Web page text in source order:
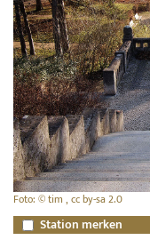
Foto: © tim , cc by-sa 2.0
Station merken